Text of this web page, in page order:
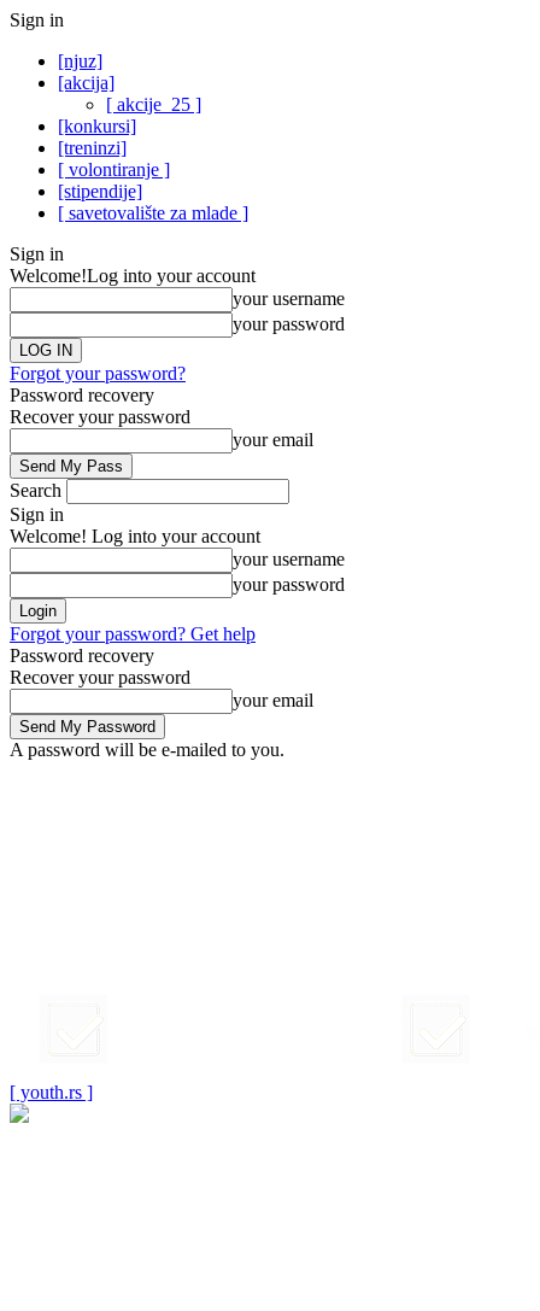
Sign in
[njuz]
[akcija]
[ akcije_25 ]
[konkursi]
[treninzi]
[ volontiranje ]
[stipendije]
[ savetovalište za mlade ]
Sign in
Welcome!Log into your account
your username
your password
Forgot your password?
Password recovery
Recover your password
your email
Search
Sign in
Welcome! Log into your account
your username
your password
Forgot your password? Get help
Password recovery
Recover your password
your email
A password will be e-mailed to you.
[ youth.rs ]